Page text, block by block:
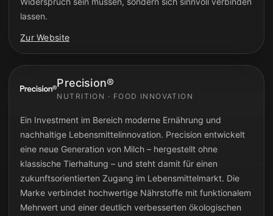
lassen.
Zur Website
Precision®
NUTRITION · FOOD INNOVATION
Ein Investment im Bereich moderne Ernährung und
nachhaltige Lebensmittelinnovation. Precision entwickelt
eine neue Generation von Milch – hergestellt ohne
klassische Tierhaltung – und steht damit für einen
zukunftsorientierten Zugang im Lebensmittelmarkt. Die
Marke verbindet hochwertige Nährstoffe mit funktionalem
Mehrwert und einer deutlich verbesserten ökologischen